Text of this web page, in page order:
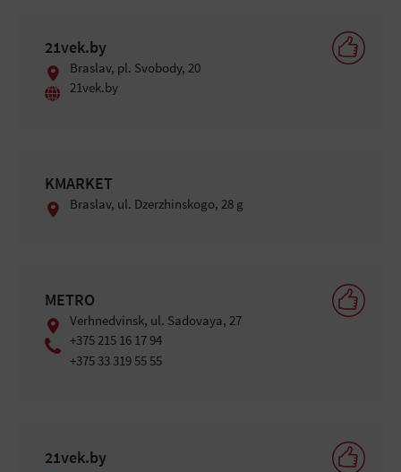
21vek.by
Braslav, pl. Svobody, 20
21vek.by
KMARKET
Braslav, ul. Dzerzhinskogo, 28 g
METRO
Verhnedvinsk, ul. Sadovaya, 27
+375 215 16 17 94
+375 33 319 55 55
21vek.by